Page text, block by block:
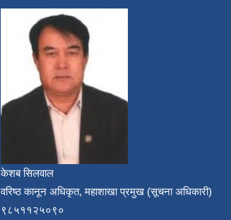
केशब सिलवाल
वरिष्ठ कानून अधिकृत, महाशाखा प्रमुख (सूचना अधिकारी)
९८५११२५०९०